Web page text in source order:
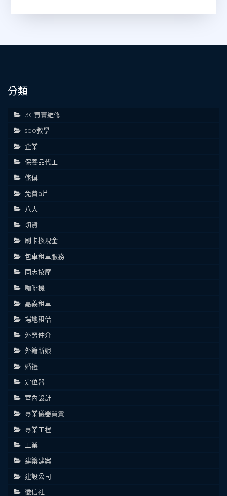
分類
3C買賣維修
seo教學
企業
保養品代工
傢俱
免費a片
八大
切貨
刷卡換現金
包車租車服務
同志按摩
咖啡機
嘉義租車
場地租借
外勞仲介
外籍新娘
婚禮
定位器
室內設計
專業儀器買賣
專業工程
工業
建築建案
建設公司
徵信社